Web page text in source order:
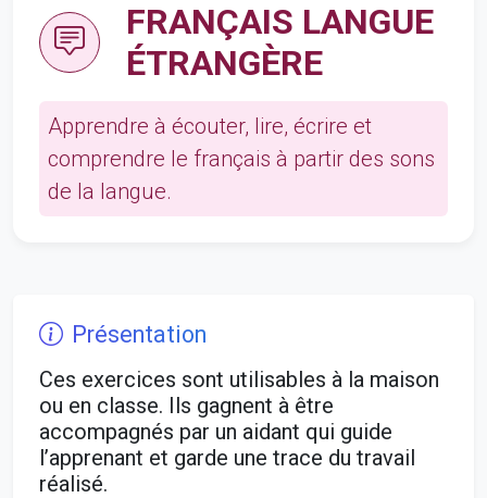
FRANÇAIS LANGUE
ÉTRANGÈRE
Apprendre à écouter, lire, écrire et
comprendre le français à partir des sons
de la langue.
Présentation
Ces exercices sont utilisables à la maison
ou en classe. Ils gagnent à être
accompagnés par un aidant qui guide
l’apprenant et garde une trace du travail
réalisé.